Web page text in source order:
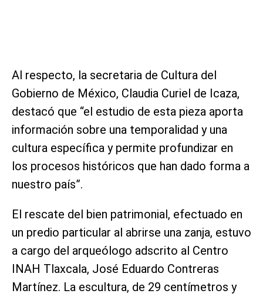
Al respecto, la secretaria de Cultura del
Gobierno de México, Claudia Curiel de Icaza,
destacó que “el estudio de esta pieza aporta
información sobre una temporalidad y una
cultura específica y permite profundizar en
los procesos históricos que han dado forma a
nuestro país”.
El rescate del bien patrimonial, efectuado en
un predio particular al abrirse una zanja, estuvo
a cargo del arqueólogo adscrito al Centro
INAH Tlaxcala, José Eduardo Contreras
Martínez. La escultura, de 29 centímetros y